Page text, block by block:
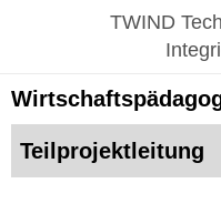
TWIND
Teilprojektleitung